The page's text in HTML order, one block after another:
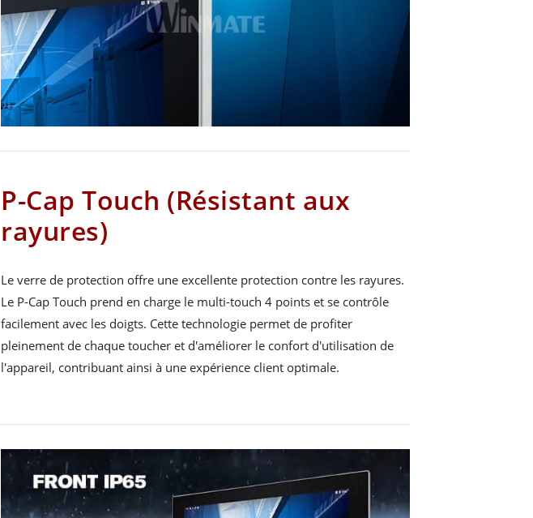
P-Cap Touch (Résistant aux
rayures)
Le verre de protection offre une excellente protection contre les rayures.
Le P-Cap Touch prend en charge le multi-touch 4 points et se contrôle
facilement avec les doigts. Cette technologie permet de profiter
pleinement de chaque toucher et d'améliorer le confort d'utilisation de
l'appareil, contribuant ainsi à une expérience client optimale.